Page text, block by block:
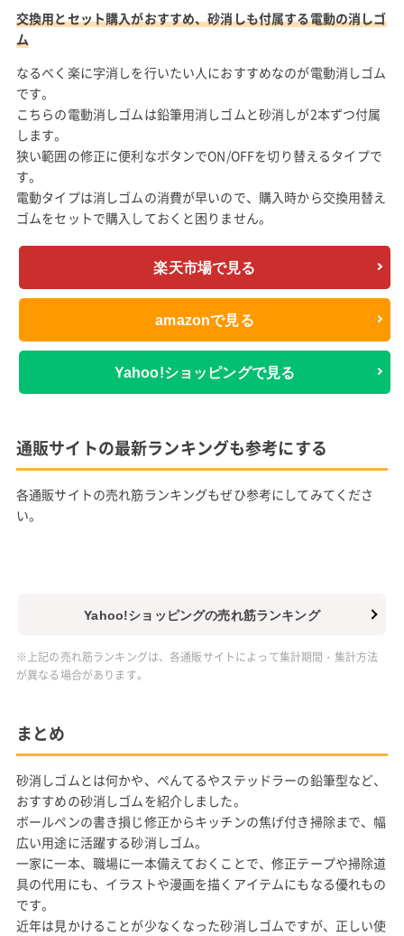
交換用とセット購入がおすすめ、砂消しも付属する電動の消しゴ
ム
なるべく楽に字消しを行いたい人におすすめなのが電動消しゴム
です。
こちらの電動消しゴムは鉛筆用消しゴムと砂消しが2本ずつ付属
します。
狭い範囲の修正に便利なボタンでON/OFFを切り替えるタイプで
す。
電動タイプは消しゴムの消費が早いので、購入時から交換用替え
ゴムをセットで購入しておくと困りません。
楽天市場で見る
amazonで見る
Yahoo!ショッピングで見る
通販サイトの最新ランキングも参考にする
各通販サイトの売れ筋ランキングもぜひ参考にしてみてくださ
い。
Yahoo!ショッピングの売れ筋ランキング
※上記の売れ筋ランキングは、各通販サイトによって集計期間・集計方法
が異なる場合があります。
まとめ
砂消しゴムとは何かや、ぺんてるやステッドラーの鉛筆型など、
おすすめの砂消しゴムを紹介しました。
ボールペンの書き損じ修正からキッチンの焦げ付き掃除まで、幅
広い用途に活躍する砂消しゴム。
一家に一本、職場に一本備えておくことで、修正テープや掃除道
具の代用にも、イラストや漫画を描くアイテムにもなる優れもの
です。
近年は見かけることが少なくなった砂消しゴムですが、正しい使